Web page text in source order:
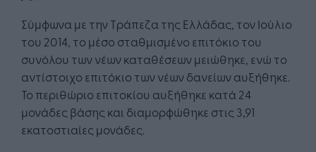
Σύμφωνα με την Τράπεζα της Ελλάδας, τον Ιούλιο
του 2014, το μέσο σταθμισμένο επιτόκιο του
συνόλου των νέων καταθέσεων μειώθηκε, ενώ το
αντίστοιχο επιτόκιο των νέων δανείων αυξήθηκε.
Το περιθώριο επιτοκίου αυξήθηκε κατά 24
μονάδες βάσης και διαμορφώθηκε στις 3,91
εκατοστιαίες μονάδες.